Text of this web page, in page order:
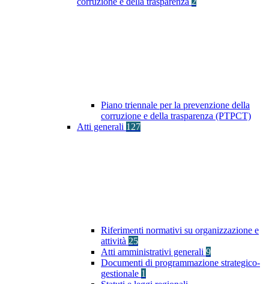
Piano triennale per la prevenzione della
corruzione e della trasparenza (PTPCT)
Atti generali 127
Riferimenti normativi su organizzazione e
attività 25
Atti amministrativi generali 9
Documenti di programmazione strategico-
gestionale 1